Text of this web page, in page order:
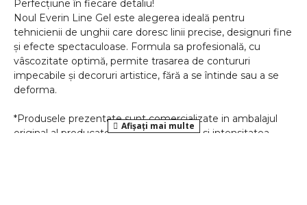
Perfecțiune în fiecare detaliu!
Noul Everin Line Gel este alegerea ideală pentru
tehnicienii de unghii care doresc linii precise, designuri fine
și efecte spectaculoase. Formula sa profesională, cu
vâscozitate optimă, permite trasarea de contururi
impecabile și decoruri artistice, fără a se întinde sau a se
deforma.
*Produsele prezentate sunt comercializate in ambalajul
original al producatorului. Nuanta, tonul si intensitatea